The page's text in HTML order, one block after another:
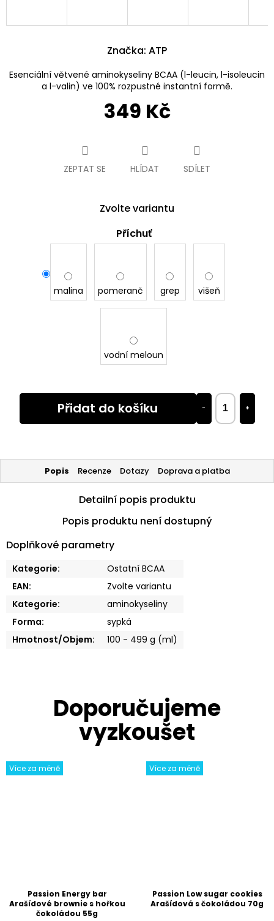
349 Kč
Zvolte variantu
Příchuť
malina pomeranč grep višeň
vodní meloun
+
−
Přidat do košíku
Esenciální větvené aminokyseliny BCAA (l-leucin, l-isoleucin
a l-valin) ve 100% rozpustné instantní formě.
ZEPTAT SE HLÍDAT SDÍLET
Značka: ATP
Více za méně
Passion Energy bar
Arašídové brownie s hořkou
čokoládou 55g
Více za méně
Passion Low sugar cookies
Arašídová s čokoládou 70g
Popis Recenze Dotazy Doprava a platba
Detailní popis produktu
Popis produktu není dostupný
Doplňkové parametry
Kategorie:
Ostatní BCAA
EAN:
Zvolte variantu
Kategorie:
aminokyseliny
Forma:
sypká
Hmotnost/Objem: 100 - 499 g (ml)